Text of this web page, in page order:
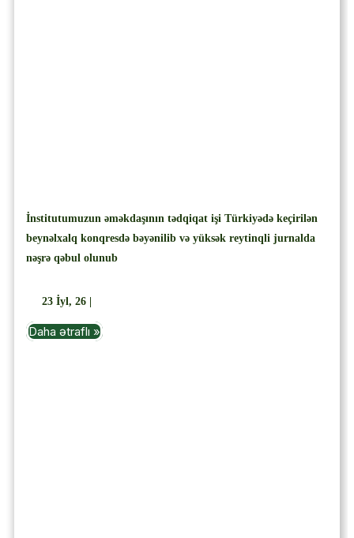
İnstitutumuzun əməkdaşının tədqiqat işi Türkiyədə keçirilən
beynəlxalq konqresdə bəyənilib və yüksək reytinqli jurnalda
nəşrə qəbul olunub
23 İyl, 26
Daha ətraflı »